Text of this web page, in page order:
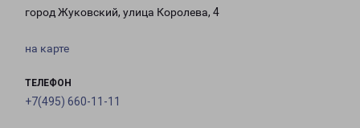
город Жуковский, улица Королева, 4
на карте
ТЕЛЕФОН
+7(495) 660-11-11